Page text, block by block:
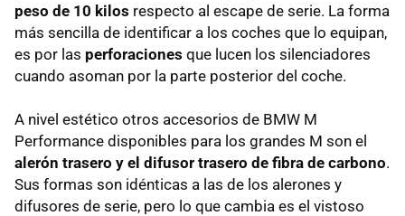
peso de 10 kilos respecto al escape de serie. La forma
más sencilla de identificar a los coches que lo equipan,
es por las perforaciones que lucen los silenciadores
cuando asoman por la parte posterior del coche.
A nivel estético otros accesorios de BMW M
Performance disponibles para los grandes M son el
alerón trasero y el difusor trasero de fibra de carbono.
Sus formas son idénticas a las de los alerones y
difusores de serie, pero lo que cambia es el vistoso